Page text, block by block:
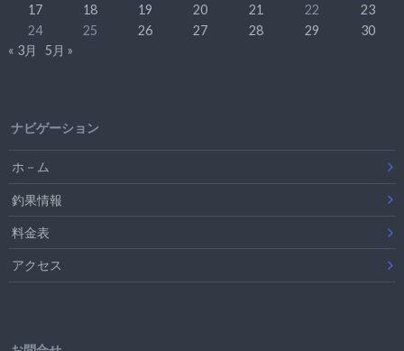
17
18 19 20 21 22
23
24
25 26 27 28 29
30
« 3月
5月 »
ナビゲーション
ホ－ム
釣果情報
料金表
アクセス